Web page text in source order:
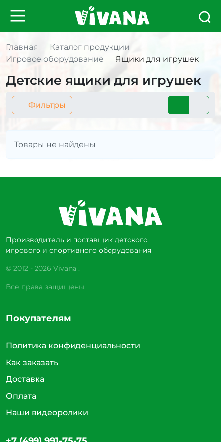
Главная
Каталог продукции
Игровое оборудование
Ящики для игрушек
Детские ящики для игрушек
Фильтры
Информация
Товары не найдены
Производитель и поставщик детского,
игрового и спортивного оборудования
© 2012 - 2026 Vivana .
Все права защищены.
Покупателям
Политика конфиденциальности
Как заказать
Доставка
Оплата
Наши видеоролики